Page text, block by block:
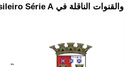
والقنوات الناقلة في Campeonato Brasileiro Série A